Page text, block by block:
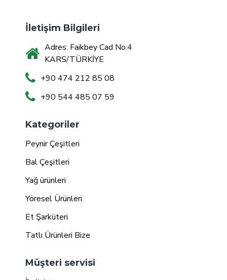
İletişim Bilgileri
Adres: Faikbey Cad No:4
KARS/TÜRKİYE
+90 474 212 85 08
+90 544 485 07 59
Kategoriler
Peynir Çeşitleri
Bal Çeşitleri
Yağ ürünleri
Yöresel Ürünleri
Et Şarküteri
Tatlı Ürünleri Bize
Müşteri servisi